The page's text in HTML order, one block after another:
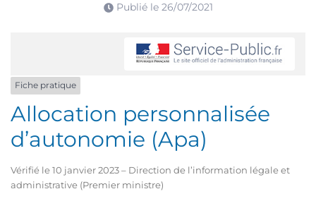
Publié le 26/07/2021
Fiche pratique
Allocation personnalisée
d’autonomie (Apa)
Vérifié le 10 janvier 2023 – Direction de l’information légale et
administrative (Premier ministre)